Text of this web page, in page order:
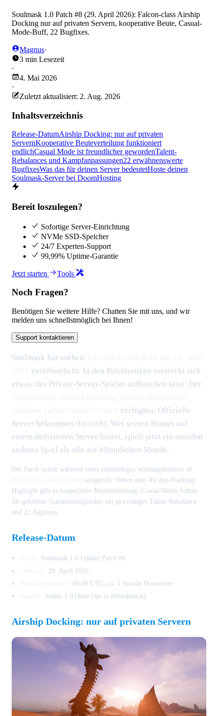
Soulmask 1.0 Patch #8 (29. April 2026): Falcon-class Airship
Docking nur auf privaten Servern, kooperative Beute, Casual-
Mode-Buff, 22 Bugfixes.
Magnus·
3 min Lesezeit
·
4. Mai 2026
·
Zuletzt aktualisiert: 2. Aug. 2026
Inhaltsverzeichnis
Release-DatumAirship Docking: nur auf privaten
ServernKooperative Beuteverteilung funktioniert
endlichCasual Mode ist freundlicher gewordenTalent-
Rebalances und Kampfanpassungen22 erwähnenswerte
BugfixesWas das für deinen Server bedeutetHoste deinen
Soulmask-Server bei DoomHosting
Bereit loszulegen?
Sofortige Server-Einrichtung
NVMe SSD-Speicher
24/7 Experten-Support
99,99% Uptime-Garantie
Jetzt starten Tools
Noch Fragen?
Benötigen Sie weitere Hilfe? Chatten Sie mit uns, und wir
melden uns schnellstmöglich bei Ihnen!
Support kontaktieren
Soulmask hat soeben
veröffentlicht. In den Patchnotizen versteckt sich
etwas, das Private-Server-Spieler aufhorchen lässt: Der
verfügbar. Offizielle
Server bekommen ihn nicht. Wer seinen Stamm auf
einem dedizierten Server hostet, spielt jetzt ein messbar
anderes Spiel als alle auf öffentlichen Shards.
Der Patch wurde während eines einstündigen Wartungsfensters ab
ausgerollt. Neben dem Airship-Docking-
Highlight gibt es kooperative Beuteverteilung, Casual-Mode-Schutz
für gefallene Stammesmitglieder, ein gewichtiges Talent-Rebalance
und 22 Bugfixes.
Release-Datum
Soulmask 1.0 Update Patch #8
29. April 2026
08:00 UTC, ca. 1 Stunde Downtime
Stable 1.0 (kein Opt-in erforderlich)
Airship Docking: nur auf privaten Servern